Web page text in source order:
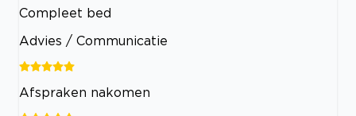
Compleet bed
Advies / Communicatie
Afspraken nakomen